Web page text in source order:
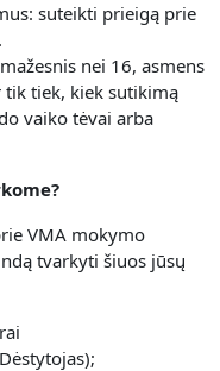
suteikti prieigą prie
nei 16, asmens
tiek, kiek sutikimą
vaiko tėvai arba
VMA mokymo
tvarkyti šiuos jūsų